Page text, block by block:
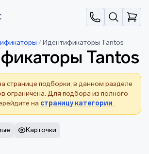
/Идентификаторы Tantos
Tantos
странице подборки, в данном разделе
ограничена. Для подбора из полного
на страницу категории .
Карточки